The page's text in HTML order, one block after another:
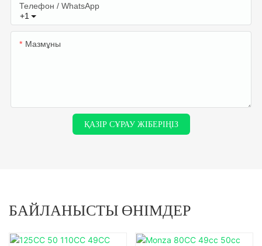
+1
Телефон / WhatsApp
Мазмұны
ҚАЗІР СҰРАУ ЖІБЕРІҢІЗ
БАЙЛАНЫСТЫ ӨНІМДЕР